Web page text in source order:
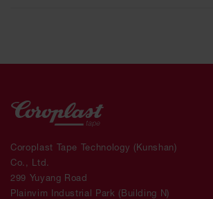
Coroplast Tape Technology (Kunshan)
Co., Ltd.
299 Yuyang Road
Plainvim Industrial Park (Building N)